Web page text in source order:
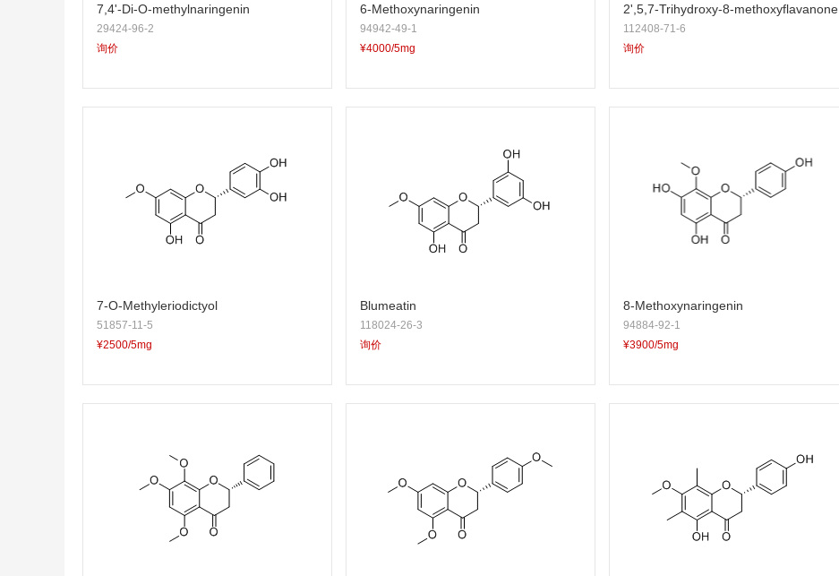
7,4'-Di-O-methylnaringenin
29424-96-2
询价
6-Methoxynaringenin
94942-49-1
¥4000/5mg
2',5,7-Trihydroxy-8-methoxyflavanone
112408-71-6
询价
7-O-Methyleriodictyol
51857-11-5
¥2500/5mg
Blumeatin
118024-26-3
询价
8-Methoxynaringenin
94884-92-1
¥3900/5mg